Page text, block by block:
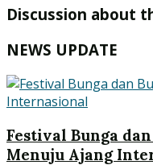
Discussion about
NEWS UPDATE
Festival Bunga
Menuju Ajang